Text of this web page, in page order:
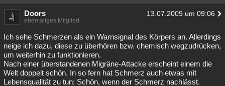
Doors 13.07.2009 um 09:06
ehemaliges Mitglied
Ich sehe Schmerzen als ein Warnsignal des Körpers an. Allerdings
neige ich dazu, diese zu überhören bzw. chemisch wegzudrücken,
um weiterhin zu funktionieren.
Nach einer überstandenen Migräne-Attacke erscheint einem die
Welt doppelt schön. In so fern hat Schmerz auch etwas mit
Lebensqualität zu tun: Schön, wenn der Schmerz nachlässt.